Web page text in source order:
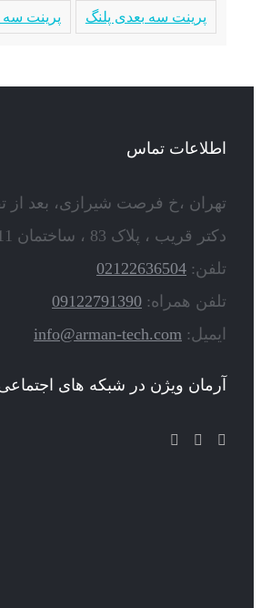
پرینت سه بعدی پلنگ پرینت سه
اطلاعات تماس
تهران ،خ فرصت شیرازی، بعد از
دکتر قریب ، پلاک 83 ، ساختمان 111
تلفن: 02122636504
تلفن همراه: 09122791390
ایمیل: info@arman-tech.com
آرمان ویژن در شبکه های